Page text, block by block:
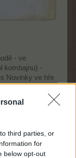
third parties, or
for
below opt-out
- ve
kombajnu) -
Novinky ve hře
zvukaře
zvukového
technika